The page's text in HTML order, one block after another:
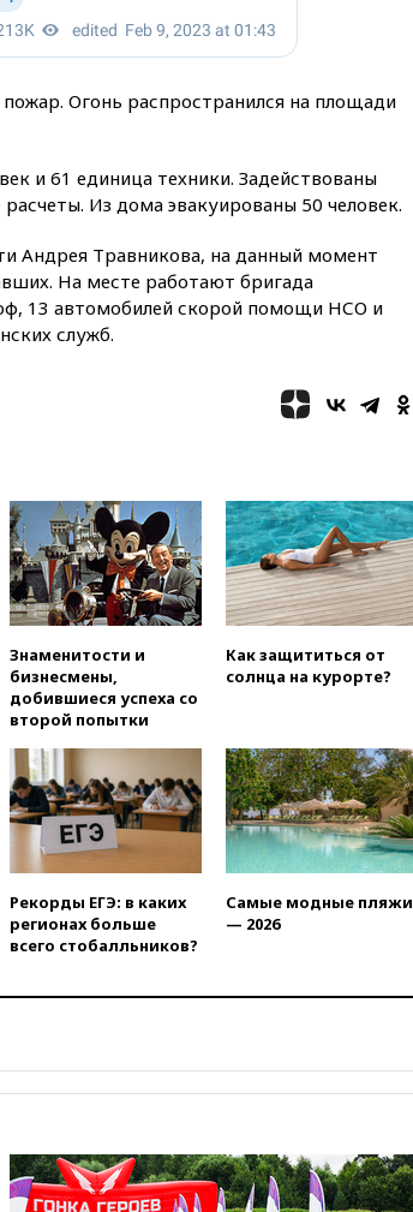
Огонь распространился на площади
и 61 единица техники. Задействованы
Из дома эвакуированы 50 человек.
Андрея Травникова, на данный момент
На месте работают бригада
13 автомобилей скорой помощи НСО и
служб.
Знаменитости и
бизнесмены,
добившиеся успеха со
второй попытки
Как защититься от
солнца на курорте?
Рекорды ЕГЭ: в каких
регионах больше
всего стобалльников?
Самые модные пляжи
— 2026